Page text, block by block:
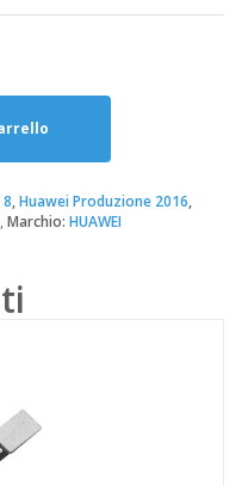
,Huawei Produzione 2016,
Marchio: HUAWEI